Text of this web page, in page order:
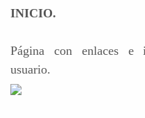
INICIO.
Página con enlaces e
usuario.